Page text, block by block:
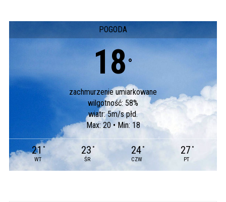
POGODA
18 °
zachmurzenie umiarkowane
wilgotność: 58%
wiatr: 5m/s płd.
Max: 20 • Min: 18
21 °
WT
23 °
ŚR
24 °
CZW
27 °
PT